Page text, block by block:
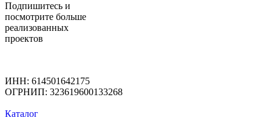
Подпишитесь и
посмотрите больше
реализованных
проектов
ИНН: 614501642175
ОГРНИП: 323619600133268
Каталог